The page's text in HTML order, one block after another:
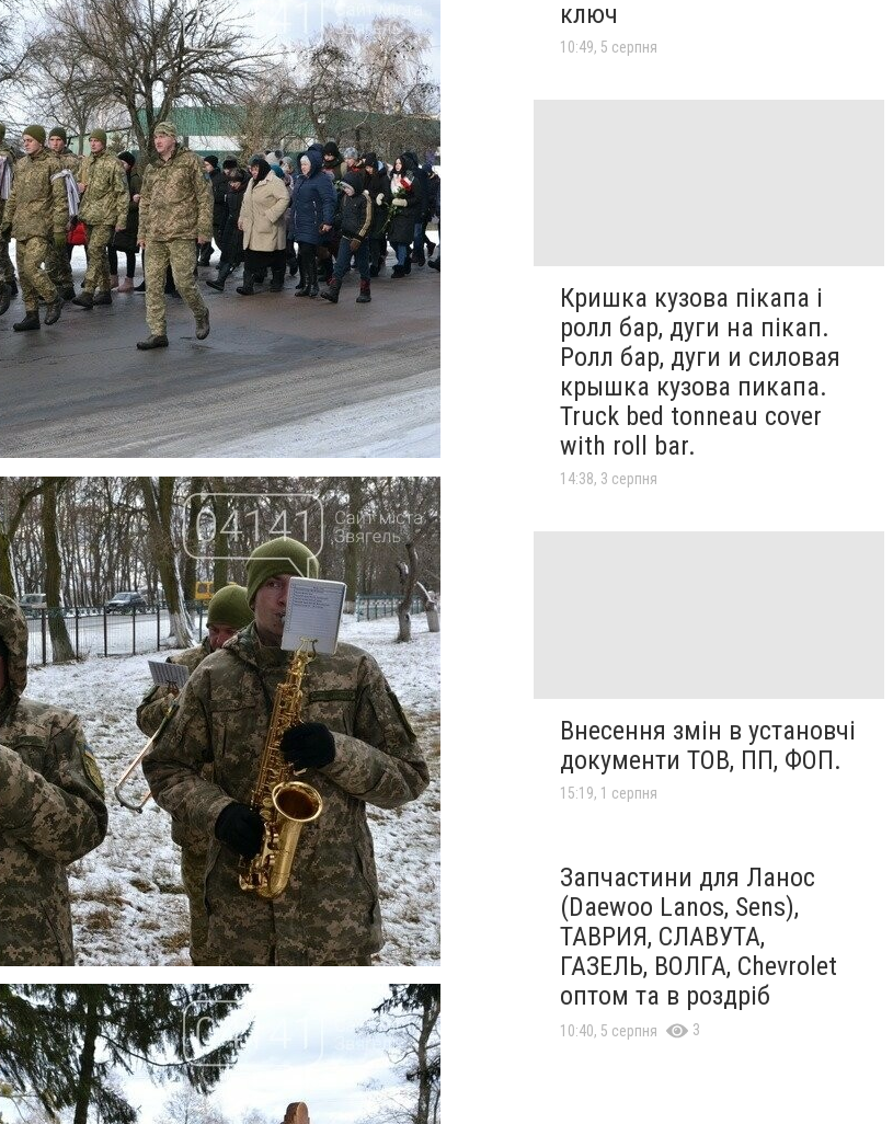
ключ
10:49, 5 серпня
Кришка кузова пікапа і
ролл бар, дуги на пікап.
Ролл бар, дуги и силовая
крышка кузова пикапа.
Truck bed tonneau cover
with roll bar.
14:38, 3 серпня
Внесення змін в установчі
документи ТОВ, ПП, ФОП.
15:19, 1 серпня
Запчастини для Ланос
(Daewoo Lanos, Sens),
ТАВРИЯ, СЛАВУТА,
ГАЗЕЛЬ, ВОЛГА, Chevrolet
оптом та в роздріб
10:40, 5 серпня 3